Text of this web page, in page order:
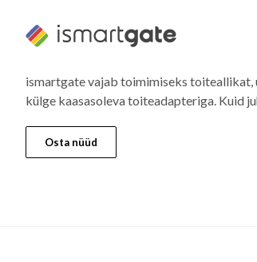
content
ismartgate vajab toimimiseks toiteallikat,
külge kaasasoleva toiteadapteriga. Kuid
Osta nüüd